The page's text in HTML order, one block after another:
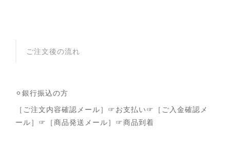
ご注文後の流れ
⚪︎銀行振込の方
［ご注文内容確認メール］☞お支払い☞［ご入金確認メ
ール］☞［商品発送メール］☞商品到着